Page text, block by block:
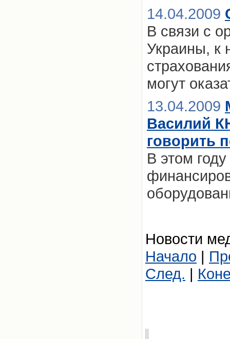
14.04.2009
В связи с
Украины, к
могут
13.04.2009
Василий
говорить
В этом
Новости
Начало |
След. |